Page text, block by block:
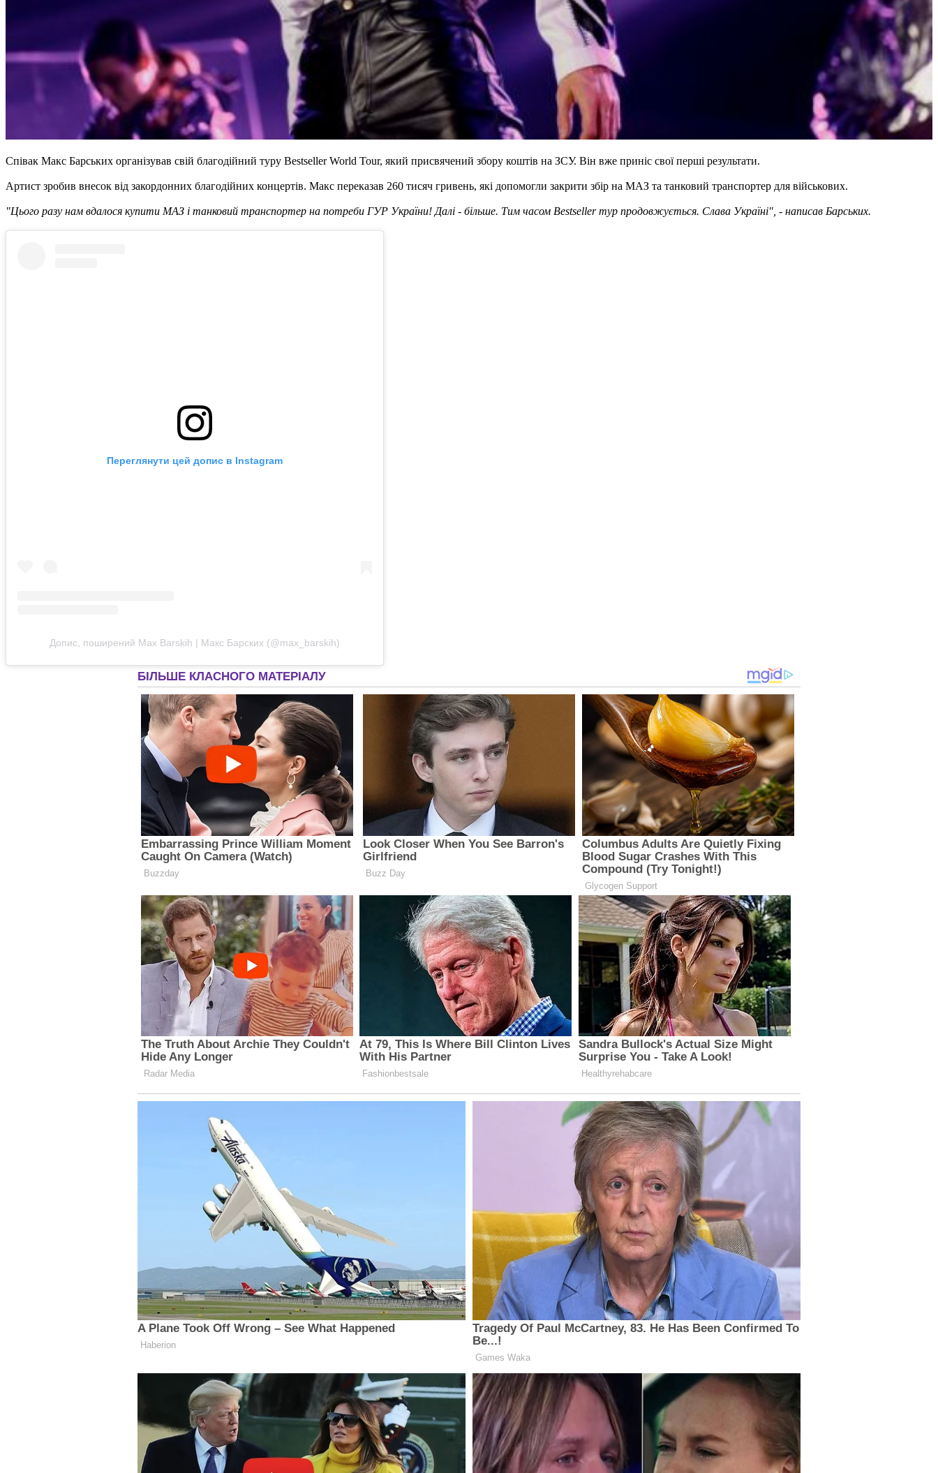
Співак Макс Барських організував свій благодійний туру Bestseller World Tour, який присвячений збору коштів на ЗСУ. Він вже приніс свої перші результати.
Артист зробив внесок від закордонних благодійних концертів. Макс переказав 260 тисяч гривень, які допомогли закрити збір на МАЗ та танковий транспортер для військових.
"Цього разу нам вдалося купити МАЗ і танковий транспортер на потреби ГУР України! Далі - більше. Тим часом Bestseller тур продовжується. Слава Україні", - написав Барських.
Переглянути цей допис в Instagram
Допис, поширений Max Barskih | Макс Барских (@max_barskih)